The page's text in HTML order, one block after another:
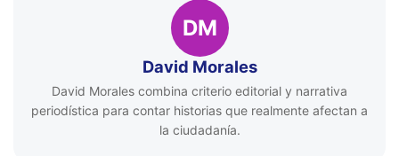
DM
David Morales
David Morales combina criterio editorial y narrativa
periodística para contar historias que realmente afectan a
la ciudadanía.